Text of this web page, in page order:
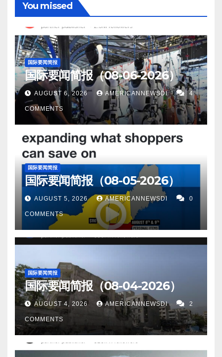
You missed
国际要闻简报
国际要闻简报（08-06-2026）
AUGUST 6, 2026 AMERICANNEWSDI 4
COMMENTS
国际要闻简报
国际要闻简报（08-05-2026）
AUGUST 5, 2026 AMERICANNEWSDI 0
COMMENTS
国际要闻简报
国际要闻简报（08-04-2026）
AUGUST 4, 2026 AMERICANNEWSDI 2
COMMENTS